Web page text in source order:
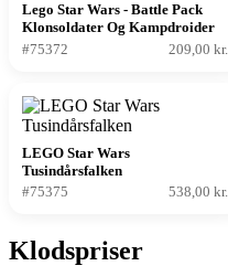
Lego Star Wars - Battle Pack
Klonsoldater Og Kampdroider
#75372
209,00 kr.
LEGO Star Wars
Tusindårsfalken
#75375
538,00 kr.
Klodspriser